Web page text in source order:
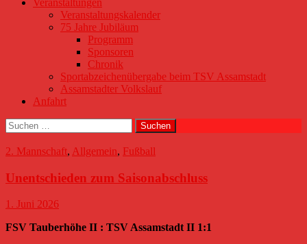
Veranstaltungskalender
75 Jahre Jubiläum
Programm
Sponsoren
Chronik
Sportabzeichenübergabe beim TSV Assamstadt
Assamstadter Volkslauf
Anfahrt
Suchen
nach:
2. Mannschaft, Allgemein, Fußball
Unentschieden zum Saisonabschluss
1. Juni 2026
FSV Tauberhöhe II : TSV Assamstadt II 1:1